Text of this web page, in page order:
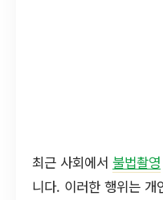
최근 사회에서 불법촬영
니다. 이러한 행위는 개